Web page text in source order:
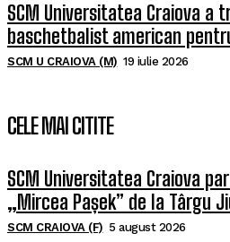
SCM Universitatea Craiova a
baschetbalist american
SCM U CRAIOVA (M) 19 iulie 2026
CELE MAI CITITE
SCM Universitatea Craiova
„Mircea Pașek” de la Târgu
SCM CRAIOVA (F) 5 august 2026